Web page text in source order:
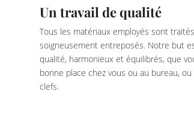
Un travail de qualité
Tous les matériaux employés sont
soigneusement entreposés. Notre but
qualité, harmonieux et équilibrés, que
bonne place chez vous ou au bureau,
clefs.